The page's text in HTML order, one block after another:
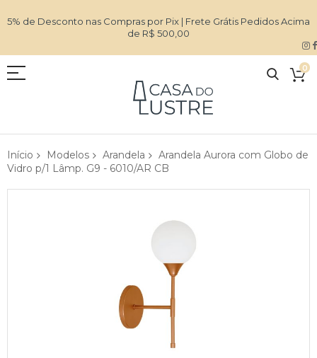
5% de Desconto nas Compras por Pix | Frete Grátis Pedidos Acima
de R$ 500,00
0
Início Modelos Arandela
Arandela Aurora com Globo de
Vidro p/1 Lâmp. G9 - 6010/AR CB